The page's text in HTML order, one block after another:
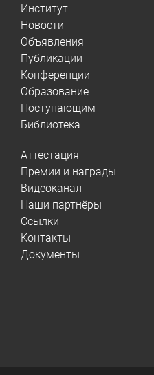
Институт
Новости
Объявления
Публикации
Конференции
Образование
Поступающим
Библиотека
Аттестация
Премии и награды
Видеоканал
Наши партнёры
Ссылки
Контакты
Документы